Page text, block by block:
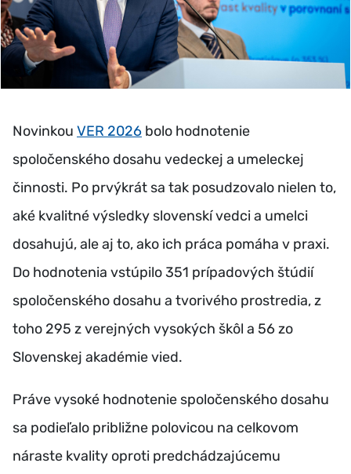
Novinkou VER 2026 bolo hodnotenie
spoločenského dosahu vedeckej a umeleckej
činnosti. Po prvýkrát sa tak posudzovalo nielen to,
aké kvalitné výsledky slovenskí vedci a umelci
dosahujú, ale aj to, ako ich práca pomáha v praxi.
Do hodnotenia vstúpilo 351 prípadových štúdií
spoločenského dosahu a tvorivého prostredia, z
toho 295 z verejných vysokých škôl a 56 zo
Slovenskej akadémie vied.
Práve vysoké hodnotenie spoločenského dosahu
sa podieľalo približne polovicou na celkovom
náraste kvality oproti predchádzajúcemu